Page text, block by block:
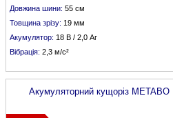
Довжина шини: 55 см
Товщина зрізу: 19 мм
Акумулятор: 18 В / 2,0 Аг
Вібрація: 2,3 м/с²
Акумуляторний кущоріз METABO